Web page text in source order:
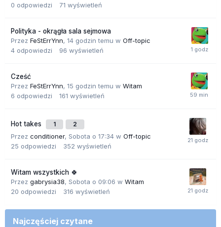
0 odpowiedzi 71 wyświetleń
Polityka - okrągła sala sejmowa
Przez FeStErrYnn, 14 godzin temu w Off-topic
4 odpowiedzi 96 wyświetleń
Cześć
Przez FeStErrYnn, 15 godzin temu w Witam
6 odpowiedzi 161 wyświetleń
Hot takes 1 2
Przez conditioner, Sobota o 17:34 w Off-topic
25 odpowiedzi 352 wyświetleń
Witam wszystkich 🍀
Przez gabrysia38, Sobota o 09:06 w Witam
20 odpowiedzi 316 wyświetleń
Najczęściej czytane